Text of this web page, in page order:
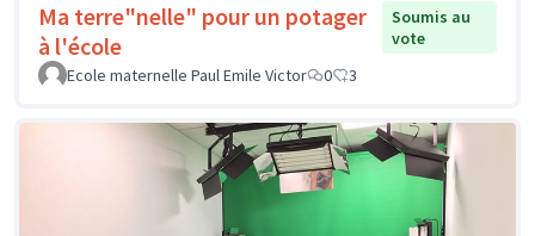
Ma terre"nelle" pour un potager
à l'école
Soumis au
vote
Ecole maternelle Paul Emile Victor
0 3